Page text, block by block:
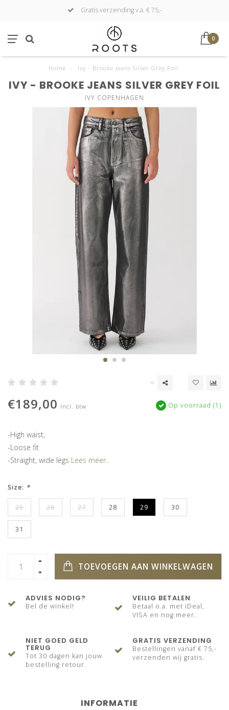
Gratis verzending v.a. € 75,-
0
Home Ivy - Brooke Jeans Silver Grey Foil
IVY - BROOKE JEANS SILVER GREY FOIL
IVY COPENHAGEN
€189,00 Incl. btw Op voorraad (1)
-High waist,
-Loose fit
-Straight, wide legs Lees meer..
Size: *
25 26 27 28 29 30
31
TOEVOEGEN AAN WINKELWAGEN
ADVIES NODIG?
Bel de winkel!
VEILIG BETALEN
Betaal o.a. met iDeal,
VISA en nog meer.
NIET GOED GELD
TERUG
Tot 30 dagen kan jouw
bestelling retour.
GRATIS VERZENDING
Bestellingen vanaf € 75,-
verzenden wij gratis.
INFORMATIE